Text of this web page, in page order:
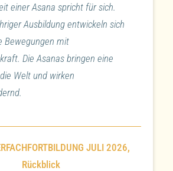
einer Asana spricht für sich.
Ausbildung entwickeln sich
Bewegungen mit
Die Asanas bringen eine
Welt und wirken
JULI 2026,
Rückblick